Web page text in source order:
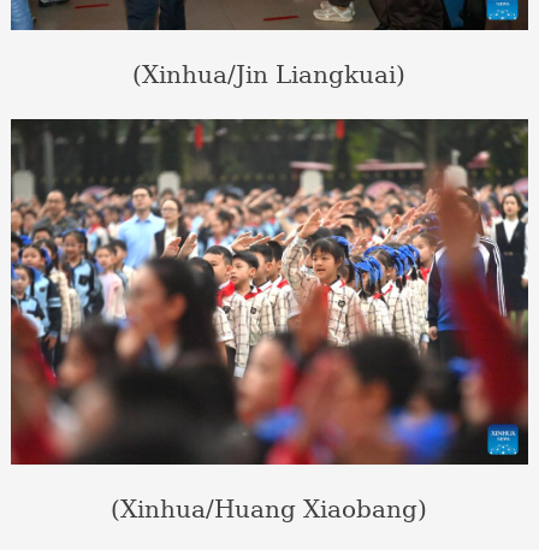
(Xinhua/Jin Liangkuai)
(Xinhua/Huang Xiaobang)